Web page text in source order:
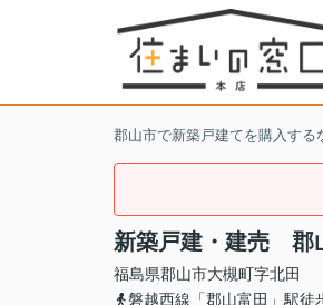
郡山市で新築戸建てを購入する
新築戸建・建売 郡
福島県郡山市大槻町字北田
磐越西線「郡山富田」駅徒